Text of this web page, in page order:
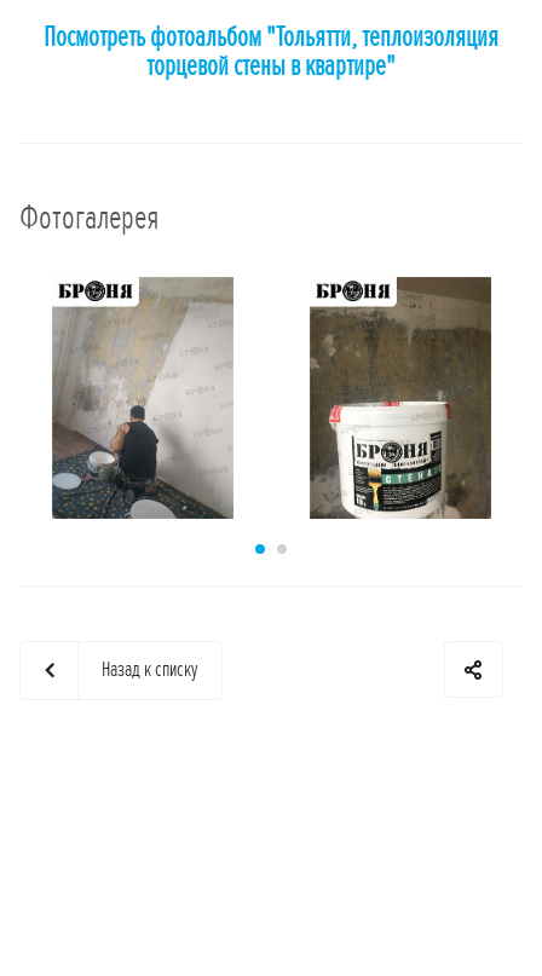
Посмотреть фотоальбом "Тольятти, теплоизоляция
торцевой стены в квартире"
Фотогалерея
Назад к списку